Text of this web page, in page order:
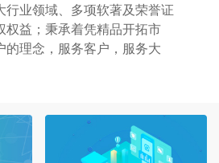
行业领域、多项软著及荣誉证
权益；秉承着凭精品开拓市
的理念，服务客户，服务大